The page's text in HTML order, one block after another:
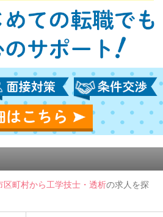
町村から工学技士・透析の求人を探